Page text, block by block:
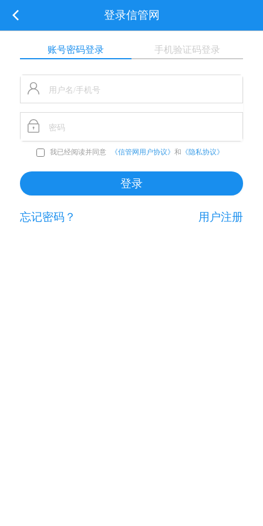
登录信管网
账号密码登录 手机验证码登录
我已经阅读并同意 《信管网用户协议》 和 《隐私协议》
忘记密码？ 用户注册